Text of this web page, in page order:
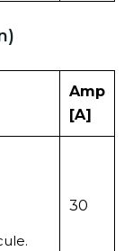
Amp
[A]
30